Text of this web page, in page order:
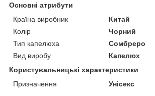
Основні атрибути
Країна виробник
Китай
Колір
Чорний
Тип капелюха
Сомбреро
Вид виробу
Капелюх
Користувальницькі характеристики
Призначення
Унісекс